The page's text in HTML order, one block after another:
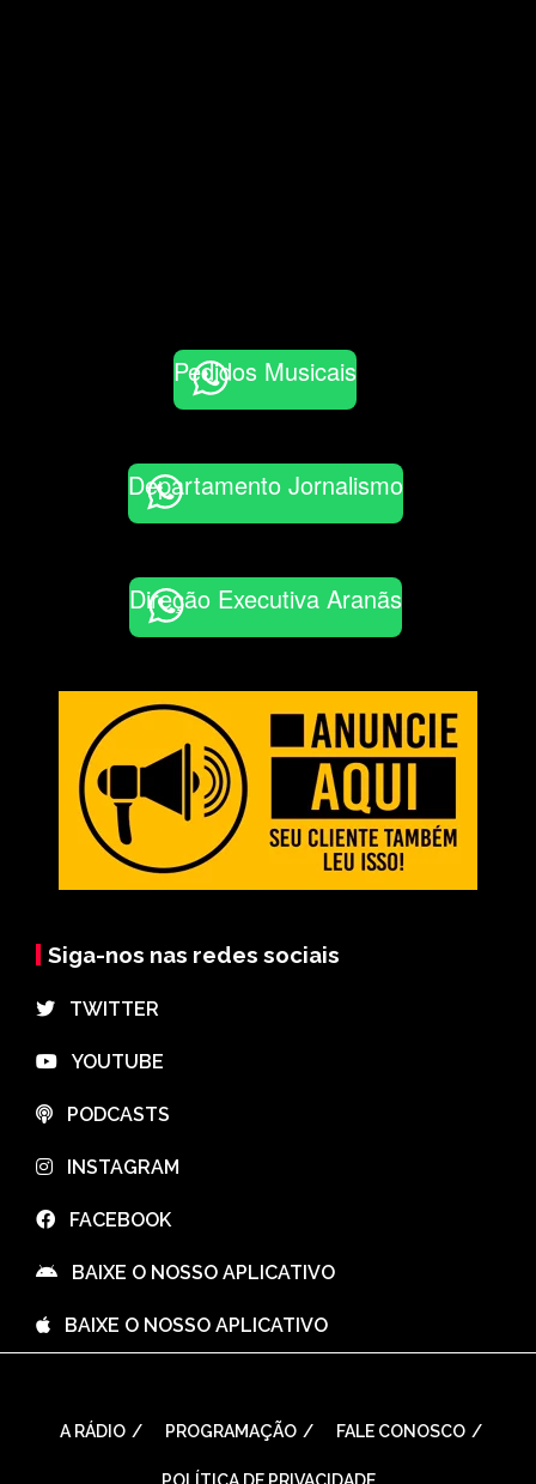
Pedidos Musicais
Departamento Jornalismo
Direção Executiva Aranãs
Siga-nos nas redes sociais
⠀TWITTER
⠀YOUTUBE
⠀PODCASTS
⠀INSTAGRAM
⠀FACEBOOK
⠀BAIXE O NOSSO APLICATIVO
⠀BAIXE O NOSSO APLICATIVO
A RÁDIO PROGRAMAÇÃO FALE CONOSCO